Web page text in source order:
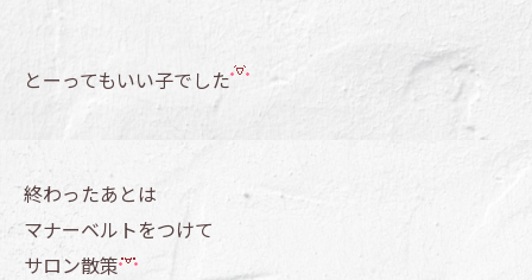
とーってもいい子でした
終わったあとは
マナーベルトをつけて
サロン散策